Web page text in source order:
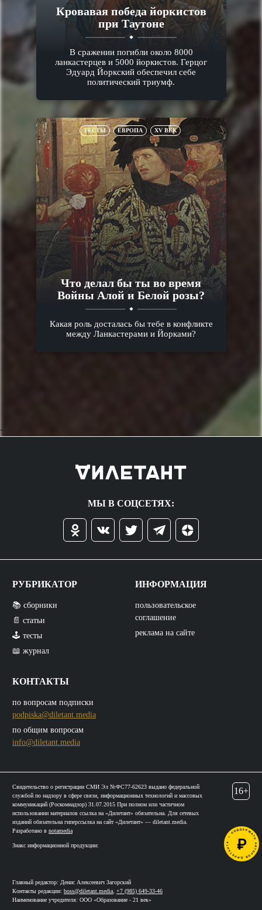
Кровавая победа йоркистов
при Таутоне
В сражении погибли около 8000
ланкастерцев и 5000 йоркистов. Герцог
Эдуард Йоркский обеспечил себе
политический триумф.
ТЕСТЫ ЕВРОПА XV ВЕК
Что делал бы ты во время
Войны Алой и Белой розы?
Какая роль досталась бы тебе в конфликте
между Ланкастерами и Йорками?
->
МЫ В СОЦСЕТЯХ:
РУБРИКАТОР
📚 сборники
📄 статьи
🕹️ тесты
📖 журнал
КОНТАКТЫ
по вопросам подписки
podpiska@diletant.media
по общим вопросам
info@diletant.media
ИНФОРМАЦИЯ
пользовательское
соглашение
реклама на сайте
Свидетельство о регистрации СМИ Эл №ФС77-62623 выдано федеральной
службой по надзору в сфере связи, информационных технологий и массовых
коммуникаций (Роскомнадзор) 31.07.2015 При полном или частичном
использовании материалов ссылка на «Дилетант» обязательна. Для сетевых
изданий обязательна гиперссылка на сайт «Дилетант» — diletant.media.
Разработано в notamedia
Знакс информационной продукции:
Главный редактор: Денис Алексеевич Загорский
Контакты редакции: boss@diletant.media +7 (985) 649-33-46
Наименование учредителя: ООО «Образование - 21 век»
16+